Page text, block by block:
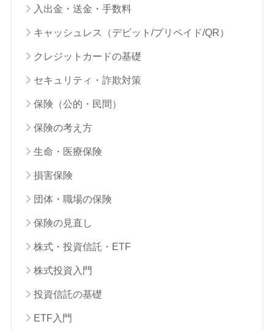
入出金・送金・手数料
キャッシュレス（デビット/プリペイド/QR）
クレジットカードの基礎
セキュリティ・詐欺対策
保険（公的・民間）
保険の考え方
生命・医療保険
損害保険
団体・職場の保険
保険の見直し
株式・投資信託・ETF
株式投資入門
投資信託の基礎
ETF入門